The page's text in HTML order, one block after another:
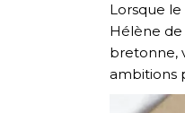
Lorsque
Hélène de
bretonne,
ambitions